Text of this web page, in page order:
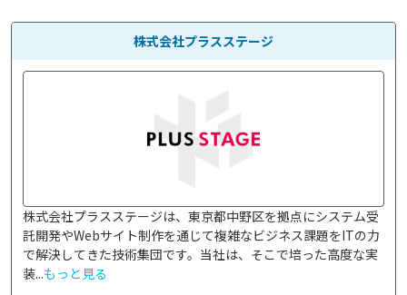
株式会社プラスステージ
株式会社プラスステージは、東京都中野区を拠点にシステム受
託開発やWebサイト制作を通じて複雑なビジネス課題をITの力
で解決してきた技術集団です。当社は、そこで培った高度な実
装...もっと見る